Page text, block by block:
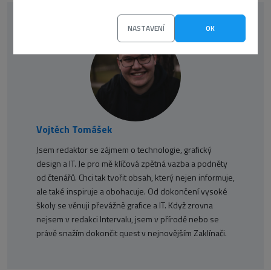
NASTAVENÍ OK
Vojtěch Tomášek
Jsem redaktor se zájmem o technologie, grafický
design a IT. Je pro mě klíčová zpětná vazba a podněty
od čtenářů. Chci tak tvořit obsah, který nejen informuje,
ale také inspiruje a obohacuje. Od dokončení vysoké
školy se věnuji převážně grafice a IT. Když zrovna
nejsem v redakci Intervalu, jsem v přírodě nebo se
právě snažím dokončit quest v nejnovějším Zaklínači.